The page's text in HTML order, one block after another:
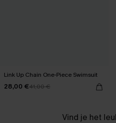
Link Up Chain One-Piece Swimsuit
28,00 €41,00 €
Vind je het